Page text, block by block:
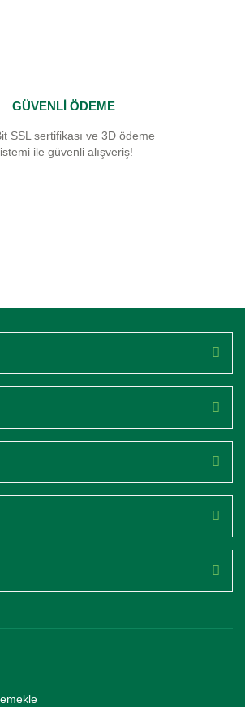
GÜVENLİ ÖDEME
SSL sertifikası ve 3D ödeme
ile güvenli alışveriş!